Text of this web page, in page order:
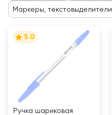
Маркеры, текстовыделители
5.0
Ручка шариковая